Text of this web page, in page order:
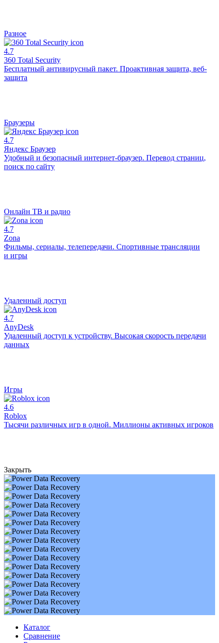
Разное
4.7
360 Total Security
Бесплатный антивирусный пакет. Проактивная защита, веб-
защита
Браузеры
4.7
Яндекс Браузер
Удобный и безопасный интернет-браузер. Перевод страниц,
поиск по сайту
Онлайн ТВ и радио
4.7
Zona
Фильмы, сериалы, телепередачи. Спортивные трансляции
и игры
Удаленный доступ
4.7
AnyDesk
Удаленный доступ к устройству. Высокая скорость передачи
данных
Игры
4.6
Roblox
Тысячи различных игр в одной. Миллионы активных игроков
Закрыть
Каталог
Сравнение